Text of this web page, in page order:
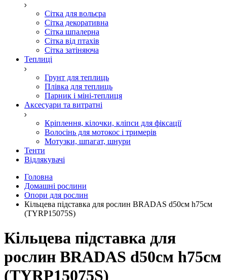
Сітка для вольєра
Сітка декоративна
Сітка шпалерна
Сітка від птахів
Сітка затіняюча
Теплиці
Грунт для теплиць
Плівка для теплиць
Парник і міні-теплиця
Аксесуари та витратні
Кріплення, кілочки, кліпси для фіксації
Волосінь для мотокос і тримерів
Мотузки, шпагат, шнури
Тенти
Відлякувачі
Головна
Домашні рослини
Опори для рослин
Кільцева підставка для рослин BRADAS d50см h75см
(TYRP15075S)
Кільцева підставка для
рослин BRADAS d50см h75см
(TYRP15075S)